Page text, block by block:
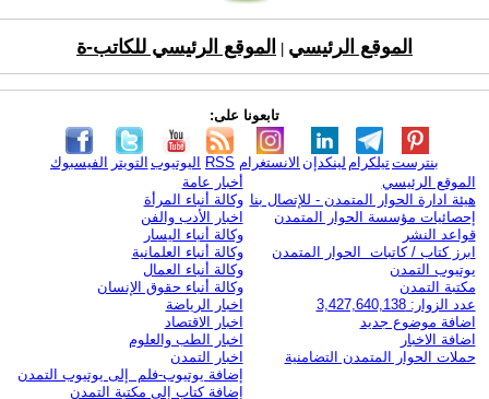
الموقع الرئيسي الموقع الرئيسي للكاتب-ة
تابعونا على:
الفيسبوك التويتر اليوتيوب RSS الانستغرام لينكدإن تيلكرامبنترست
الموقع الرئيسي
هيئة ادارة الحوار المتمدن - للإتصال بنا
إحصائيات مؤسسة الحوار المتمدن
قواعد النشر
ابرز كتاب / كاتبات الحوار المتمدن
يوتيوب التمدن
مكتبة التمدن
عدد الزوار: 3,427,640,138
اضافة موضوع جديد
اضافة الاخبار
حملات الحوار المتمدن التضامنية
أخبار عامة
وكالة أنباء المرأة
اخبار الأدب والفن
وكالة أنباء اليسار
وكالة أنباء العلمانية
وكالة أنباء العمال
وكالة أنباء حقوق الإنسان
اخبار الرياضة
اخبار الاقتصاد
اخبار الطب والعلوم
اخبار التمدن
إضافة يوتيوب-فلم إلى يوتيوب التمدن
إضافة كتاب إلى مكتبة التمدن